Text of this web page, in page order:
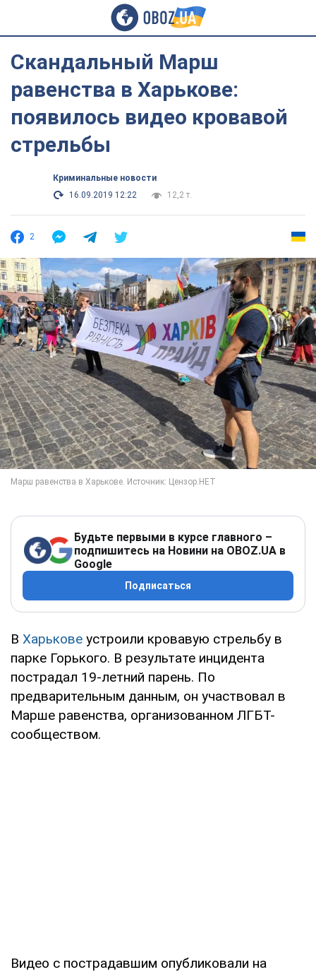
Скандальный Марш
равенства в Харькове:
появилось видео кровавой
стрельбы
Криминальные новости
16.09.2019 12:22
12,2 т.
2
Будьте первыми в курсе главного –
подпишитесь на Новини на OBOZ.UA в
Google
Подписаться
В Харькове устроили кровавую стрельбу в
парке Горького. В результате инцидента
пострадал 19-летний парень. По
предварительным данным, он участвовал в
Марше равенства, организованном ЛГБТ-
сообществом.
Видео с пострадавшим опубликовали на